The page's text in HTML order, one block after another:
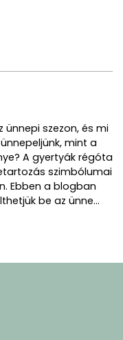
ünnepi szezon, és mi
mint a
A gyertyák régóta
szimbólumai
Ebben a blogban
be az ünne...